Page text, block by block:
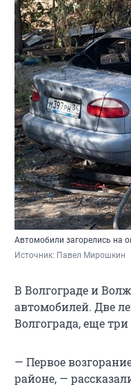
Автомобили загорелись на
Источник: Павел Мирошкин
В Волгограде и
автомобилей. Две
Волгограда, еще
— Первое
районе, —